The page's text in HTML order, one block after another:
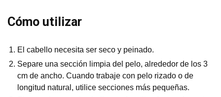
Cómo utilizar
El cabello necesita ser seco y peinado.
Separe una sección limpia del pelo, alrededor de los 3
cm de ancho. Cuando trabaje con pelo rizado o de
longitud natural, utilice secciones más pequeñas.